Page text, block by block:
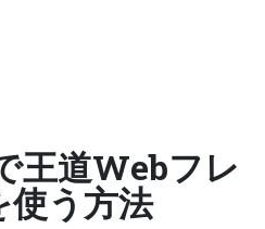
王道Webフレ
使う方法